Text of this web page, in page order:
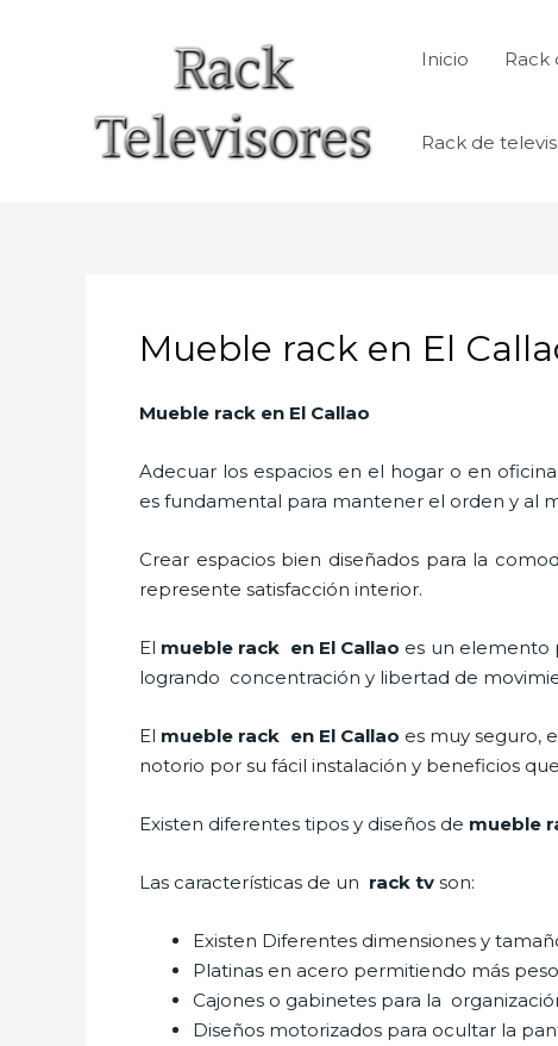
Inicio Rack
Rack de
Mueble rack en El
Mueble rack en El Callao
Adecuar los espacios en el hogar o en
es fundamental para mantener el orden y al
Crear espacios bien diseñados para la
represente satisfacción interior.
El mueble rack en El Callao es un elemento
logrando concentración y libertad de
El mueble rack en El Callao es muy seguro,
notorio por su fácil instalación y beneficios
Existen diferentes tipos y diseños de mueble
Las características de un rack tv son:
Existen Diferentes dimensiones y
Platinas en acero permitiendo más peso
Cajones o gabinetes para la
Diseños motorizados para ocultar la